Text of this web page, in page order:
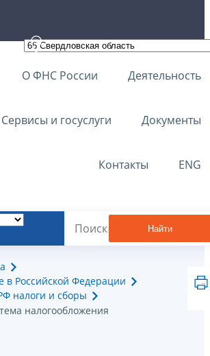
О ФНС России Деятельность
Сервисы и госуслуги Документы
Контакты ENG
Найти
в Российской Федерации
налоги и сборы
налогообложения